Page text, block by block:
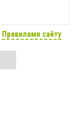
Правилами сайту